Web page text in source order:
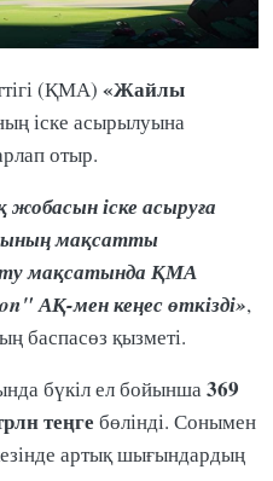
(ҚМА) «Жайлы
іске асырылуына
отыр.
іске асыруға
мақсатты
мақсатында ҚМА
АҚ-мен кеңес өткізді»,
баспасөз қызметі.
бүкіл ел бойынша369
теңге бөлінді. Сонымен
артық шығындардың